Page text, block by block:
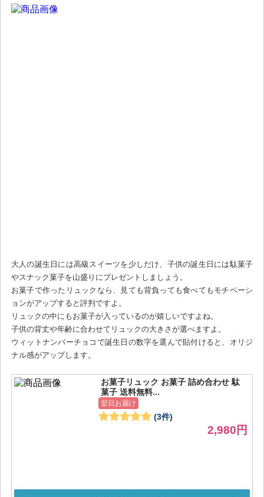
大人の誕生日には高級スイーツを少しだけ、子供の誕生日には駄菓子
やスナック菓子を山盛りにプレゼントしましょう。
お菓子で作ったリュックなら、見ても背負っても食べてもモチベーシ
ョンがアップすると評判ですよ。
リュックの中にもお菓子が入っているのが嬉しいですよね。
子供の背丈や年齢に合わせてリュックの大きさが選べますよ。
ウィットナンバーチョコで誕生日の数字を選んで貼付けると、オリジ
ナル感がアップします。